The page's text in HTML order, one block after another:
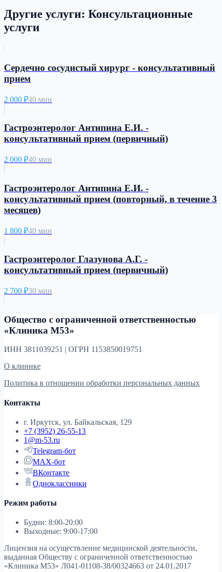
Другие услуги: Консультационные
услуги
Cердечно сосудистый хирург - консультативный
прием
2 000 ₽40 мин
Гастроэнтеролог Антипина Е.И. -
консультативный прием (первичный)
2 000 ₽40 мин
Гастроэнтеролог Антипина Е.И. -
консультативный прием (повторный, в течение 3
месяцев)
1 800 ₽40 мин
Гастроэнтеролог Глазунова А.Г. -
консультативный прием (первичный)
2 700 ₽30 мин
Общество с ограниченной ответственностью
«Клиника М53»
ИНН 3811039251 | ОГРН 1153850019751
О клинике
Политика в отношении обработки персональных данных
Контакты
г. Иркутск, ул. Байкальская, 129
+7 (3952) 26-55-13
1@m-53.ru
Telegram-бот
MAX-бот
ВКонтакте
Одноклассники
Режим работы
Будни: 8:00-20:00
Выходные: 9:00-17:00
Лицензия на осуществление медицинской деятельности,
выданная Обществу с ограниченной ответственностью
«Клиника М53» Л041-01108-38/00324663 от 24.01.2017